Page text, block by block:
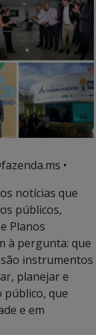
•
notícias que
públicos,
Planos
à pergunta: que
são instrumentos
planejar e
público, que
e em